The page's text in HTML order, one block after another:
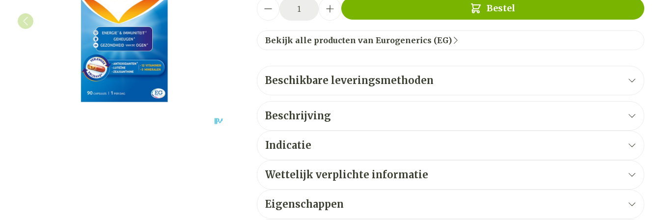
Bestel
Bekijk alle producten van Eurogenerics (EG)
Beschikbare leveringsmethoden
Beschrijving
Indicatie
Wettelijk verplichte informatie
Eigenschappen